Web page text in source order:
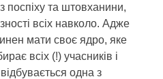
поспіху та штовханини,
всіх навколо. Адже
мати своє ядро, яке
всіх (!) учасників і
одна з